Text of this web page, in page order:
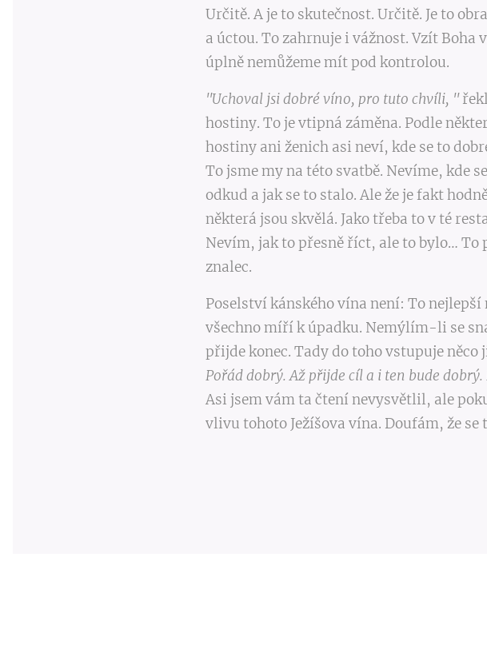
Určitě. A je to skutečnost. Určitě. Je to
a úctou. To zahrnuje i vážnost. Vzít Boha
úplně nemůžeme mít pod kontrolou.
"Uchoval jsi dobré víno, pro tuto chvíli, "řekl
hostiny. To je vtipná záměna. Podle
hostiny ani ženich asi neví, kde se to
To jsme my na této svatbě. Nevíme, kde
odkud a jak se to stalo. Ale že je fakt
některá jsou skvělá. Jako třeba to v té
Nevím, jak to přesně říct, ale to bylo… To
znalec.
Poselství kánského vína není: To nejlepší
všechno míří k úpadku. Nemýlím-li se
přijde konec. Tady do toho vstupuje něco
Pořád dobrý. Až přijde cíl a i ten bude
Asi jsem vám ta čtení nevysvětlil, ale
vlivu tohoto Ježíšova vína. Doufám, že